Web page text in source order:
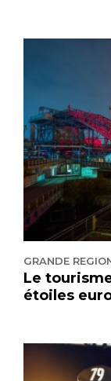
GRANDE
Le
étoiles